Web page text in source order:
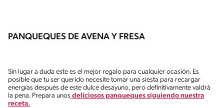
PANQUEQUES DE AVENA Y FRESA
Sin lugar a duda este es el mejor regalo para cualquier ocasión. Es
posible que tu ser querido necesite tomar una siesta para recargar
energías después de este dulce desayuno, pero definitivamente valdrá
la pena. Prepara unos deliciosos panqueques siguiendo nuestra
receta.